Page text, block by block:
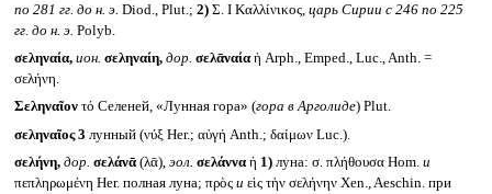
по 281 гг. до н. э. Diod., Plut.; 2)Σ. I Καλλίνικος, царь Сирии с 246 по 225
гг. до н. э. Polyb.
σεληναία, ион. σεληναίη, дор. σελᾱναία ἡ Arph., Emped., Luc., Anth. =
σελήνη.
Σεληναῖον τό Селеней, «Лунная гора» (гора в Арголиде) Plut.
σεληναῖος 3 лунный (νύξ Her.; αὐγή Anth.; δαίμων Luc.).
σελήνη, дор. σελάνᾱ(λᾱ), эол. σελάννα ἡ 1)луна: σ. πλήθουσα Hom. и
πεπληρωμένη Her. полная луна; πρὸς и εὶς τὴν σελήνην Xen., Aeschin. при